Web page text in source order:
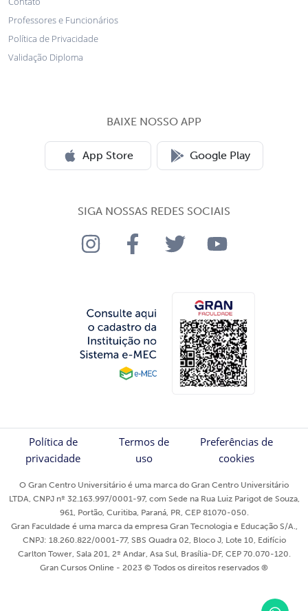
Professores e Funcionários
Política de Privacidade
Validação Diploma
BAIXE NOSSO APP
App Store Google Play
SIGA NOSSAS REDES SOCIAIS
Política de
privacidade
Termos de
uso
Preferências de
cookies
O Gran Centro Universitário é uma marca do Gran Centro Universitário
LTDA, CNPJ nº 32.163.997/0001-97, com Sede na Rua Luiz Parigot de Souza,
961, Portão, Curitiba, Paraná, PR, CEP 81070-050.
Gran Faculdade é uma marca da empresa Gran Tecnologia e Educação S/A.,
CNPJ: 18.260.822/0001-77, SBS Quadra 02, Bloco J, Lote 10, Edifício
Carlton Tower, Sala 201, 2º Andar, Asa Sul, Brasília-DF, CEP 70.070-120.
Gran Cursos Online - 2023 © Todos os direitos reservados ®